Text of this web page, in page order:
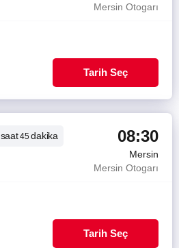
Mersin Otogarı
Tarih Seç
saat45dakika 08:30
Mersin
Mersin Otogarı
Tarih Seç